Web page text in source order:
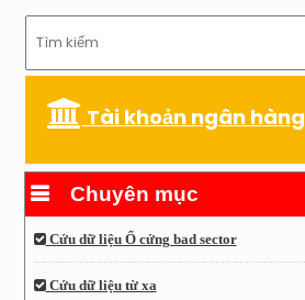
Tài khoản ngân hàng
Chuyên mục
Cứu dữ liệu Ổ cứng bad sector
Cứu dữ liệu từ xa